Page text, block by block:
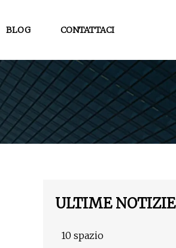
BLOG CONTATTACI
ULTIME NOTIZIE
10 spazio